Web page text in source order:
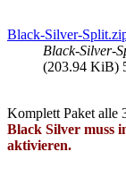
Black-Silver-
Black-Silver-
(203.94 KiB)
Komplett Paket alle
Black Silver muss
aktivieren.